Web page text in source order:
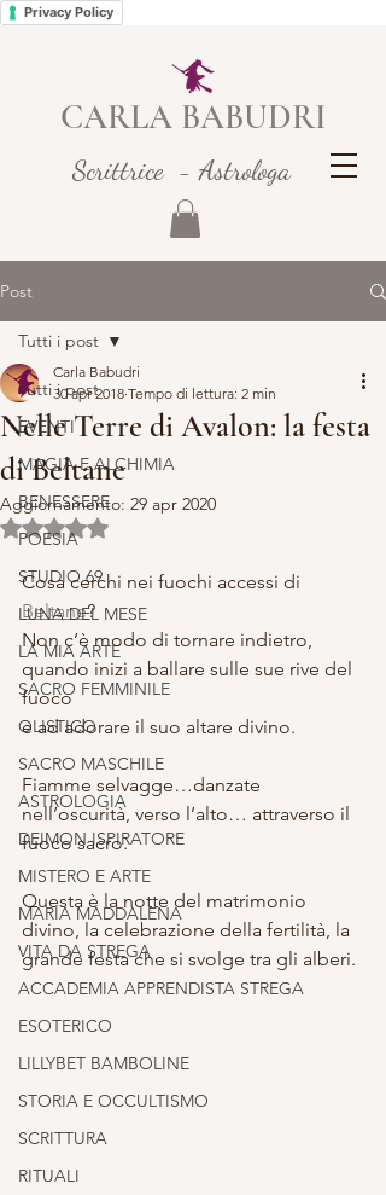
Privacy Policy
CARLA BABUDRI
Scrittrice - Astrologa
Post
Tutti i post
EVENTI
MAGIA E ALCHIMIA
BENESSERE
POESIA
STUDIO 69
LUNA DEL MESE
LA MIA ARTE
SACRO FEMMINILE
OLISTICO
SACRO MASCHILE
ASTROLOGIA
DEIMON ISPIRATORE
MISTERO E ARTE
MARIA MADDALENA
VITA DA STREGA
ACCADEMIA APPRENDISTA STREGA
ESOTERICO
LILLYBET BAMBOLINE
STORIA E OCCULTISMO
SCRITTURA
RITUALI
Tutti i post
Nelle Terre di Avalon: la festa
di Beltane
Carla Babudri
30 apr 2018 Tempo di lettura: 2 min
Aggiornamento: 29 apr 2020
Valutazione NaN stelle su 5.
Cosa cerchi nei fuochi accessi di
Beltane?
Non c’è modo di tornare indietro,
quando inizi a ballare sulle sue rive del
fuoco
e ad adorare il suo altare divino.
Fiamme selvagge…danzate
nell’oscurità, verso l’alto… attraverso il
fuoco sacro.
Questa è la notte del matrimonio
divino, la celebrazione della fertilità, la
grande festa che si svolge tra gli alberi.